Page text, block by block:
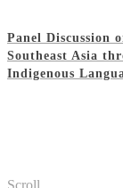
Panel Discussion
Southeast Asia
Indigenous